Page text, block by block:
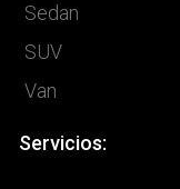
Sedan
SUV
Van
Servicios: